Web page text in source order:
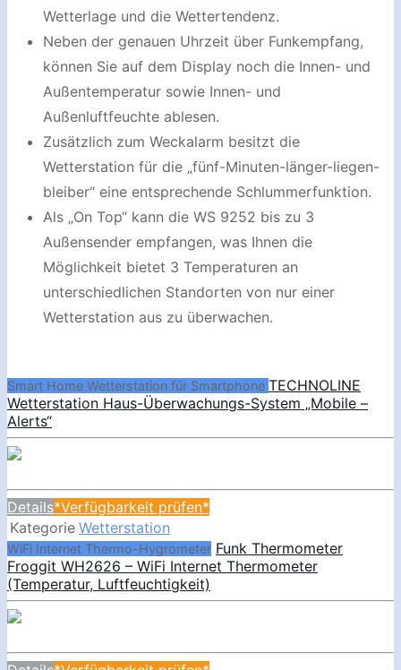
Wetterlage und die Wettertendenz.
Neben der genauen Uhrzeit über Funkempfang,
können Sie auf dem Display noch die Innen- und
Außentemperatur sowie Innen- und
Außenluftfeuchte ablesen.
Zusätzlich zum Weckalarm besitzt die
Wetterstation für die „fünf-Minuten-länger-liegen-
bleiber“ eine entsprechende Schlummerfunktion.
Als „On Top“ kann die WS 9252 bis zu 3
Außensender empfangen, was Ihnen die
Möglichkeit bietet 3 Temperaturen an
unterschiedlichen Standorten von nur einer
Wetterstation aus zu überwachen.
Smart Home Wetterstation für Smartphone TECHNOLINE
Wetterstation Haus-Überwachungs-System „Mobile –
Alerts“
Details*Verfügbarkeit prüfen*
Kategorie Wetterstation
WiFi Internet Thermo-Hygrometer Funk Thermometer
Froggit WH2626 – WiFi Internet Thermometer
(Temperatur, Luftfeuchtigkeit)